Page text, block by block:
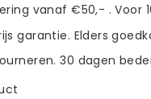
vanaf €50,- . Voor
garantie. Elders
30 dagen